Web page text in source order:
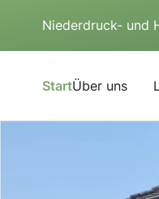
Niederdruck- und
StartÜber uns